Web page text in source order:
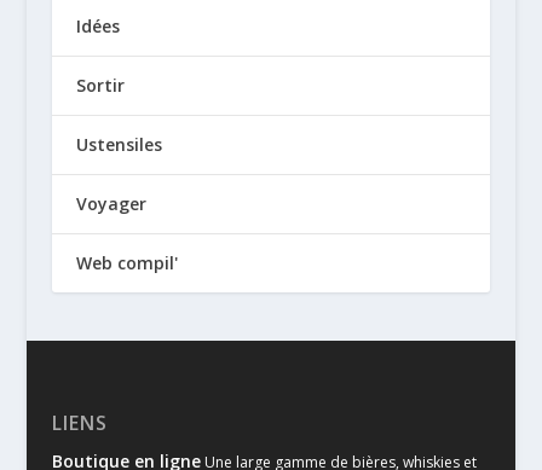
Idées
Sortir
Ustensiles
Voyager
Web compil'
LIENS
Boutique en ligneUne large gamme de bières, whiskies et